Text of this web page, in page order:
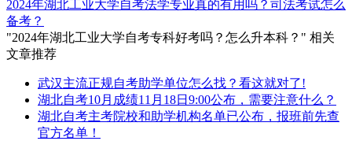
2024年湖北工业大学自考法学专业真的有用吗？司法考试怎么
备考？
"2024年湖北工业大学自考专科好考吗？怎么升本科？" 相关
文章推荐
武汉主流正规自考助学单位怎么找？看这就对了!
湖北自考10月成绩11月18日9:00公布，需要注意什么？
湖北自考主考院校和助学机构名单已公布，报班前先查
官方名单！